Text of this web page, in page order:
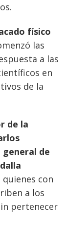
físico
las
a las
en
de la
de la
general de
con
a los
pertenecer